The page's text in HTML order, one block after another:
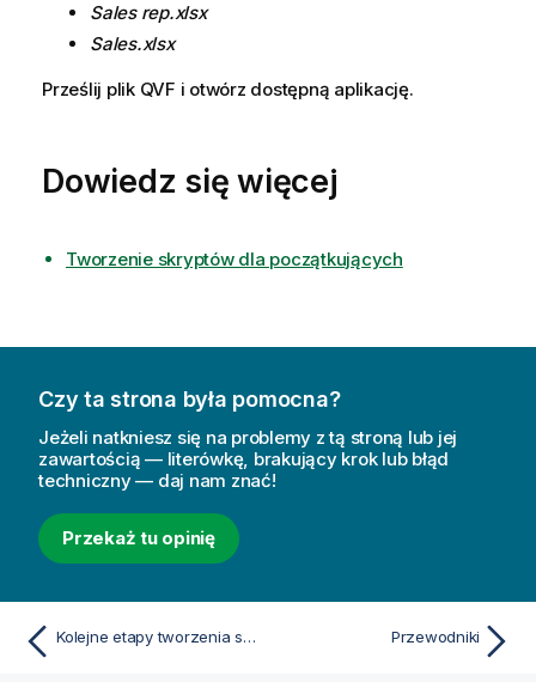
Sales rep.xlsx
Sales.xlsx
Prześlij plik QVF i otwórz dostępną aplikację.
Dowiedz się więcej
Tworzenie skryptów dla początkujących
Czy ta strona była pomocna?
Jeżeli natkniesz się na problemy z tą stroną lub jej
zawartością — literówkę, brakujący krok lub błąd
techniczny — daj nam znać!
Przekaż tu opinię
Kolejne etapy tworzenia skryptów Przewodniki